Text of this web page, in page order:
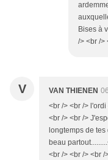
Bises à
/> <br />
V VAN THIENEN
<br /> <br />
<br /> <br />
longtemps de
beau
<br /> <br /> <br /